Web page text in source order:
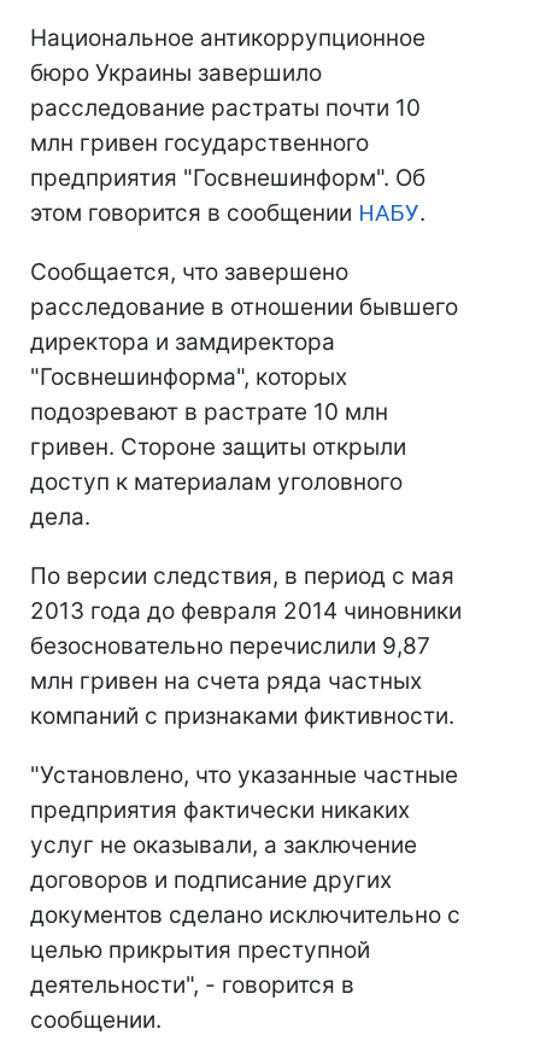
Национальное антикоррупционное
бюро Украины завершило
расследование растраты почти 10
млн гривен государственного
предприятия "Госвнешинформ". Об
этом говорится в сообщении НАБУ.
Сообщается, что завершено
расследование в отношении бывшего
директора и замдиректора
"Госвнешинформа", которых
подозревают в растрате 10 млн
гривен. Стороне защиты открыли
доступ к материалам уголовного
дела.
По версии следствия, в период с мая
2013 года до февраля 2014 чиновники
безосновательно перечислили 9,87
млн гривен на счета ряда частных
компаний с признаками фиктивности.
"Установлено, что указанные частные
предприятия фактически никаких
услуг не оказывали, а заключение
договоров и подписание других
документов сделано исключительно с
целью прикрытия преступной
деятельности", - говорится в
сообщении.